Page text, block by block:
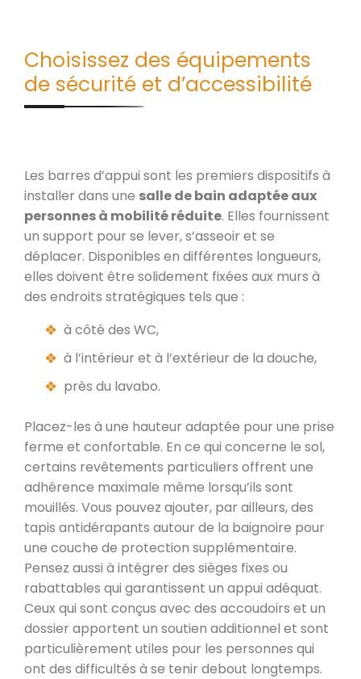
Choisissez des équipements
de sécurité et d’accessibilité
Les barres d’appui sont les premiers dispositifs à
installer dans une salle de bain adaptée aux
personnes à mobilité réduite. Elles fournissent
un support pour se lever, s’asseoir et se
déplacer. Disponibles en différentes longueurs,
elles doivent être solidement fixées aux murs à
des endroits stratégiques tels que :
à côté des WC,
à l’intérieur et à l’extérieur de la douche,
près du lavabo.
Placez-les à une hauteur adaptée pour une prise
ferme et confortable. En ce qui concerne le sol,
certains revêtements particuliers offrent une
adhérence maximale même lorsqu’ils sont
mouillés. Vous pouvez ajouter, par ailleurs, des
tapis antidérapants autour de la baignoire pour
une couche de protection supplémentaire.
Pensez aussi à intégrer des sièges fixes ou
rabattables qui garantissent un appui adéquat.
Ceux qui sont conçus avec des accoudoirs et un
dossier apportent un soutien additionnel et sont
particulièrement utiles pour les personnes qui
ont des difficultés à se tenir debout longtemps.